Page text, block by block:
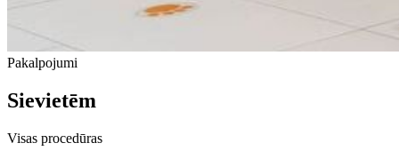
Pakalpojumi
Sievietēm
Visas procedūras